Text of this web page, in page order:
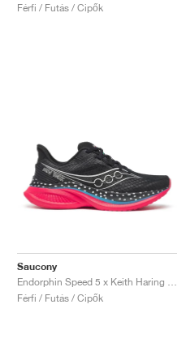
Férfi / Futás / Cipők
Saucony
Férfi / Futás / Cipők